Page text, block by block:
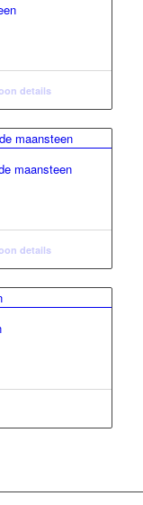
details
maansteen
details